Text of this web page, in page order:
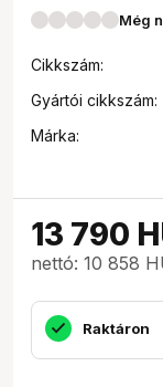
Még
Cikkszám:
Gyártói cikkszám:
Márka:
13 790
nettó: 10 858
Raktáron